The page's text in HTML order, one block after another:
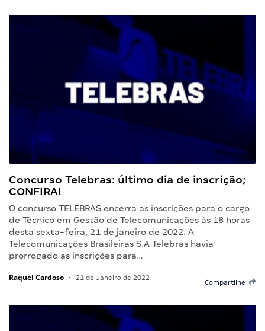
Concurso Telebras: último dia de inscrição;
CONFIRA!
O concurso TELEBRAS encerra as inscrições para o cargo
de Técnico em Gestão de Telecomunicações às 18 horas
desta sexta-feira, 21 de janeiro de 2022. A
Telecomunicações Brasileiras S.A Telebras havia
prorrogado as inscrições para…
Raquel Cardoso • 21 de Janeiro de 2022
Compartilhe